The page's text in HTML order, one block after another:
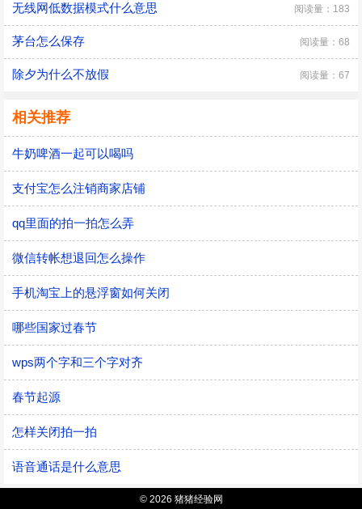
无线网低数据模式什么意思 阅读量：183
茅台怎么保存 阅读量：68
除夕为什么不放假 阅读量：67
相关推荐
牛奶啤酒一起可以喝吗
支付宝怎么注销商家店铺
qq里面的拍一拍怎么弄
微信转帐想退回怎么操作
手机淘宝上的悬浮窗如何关闭
哪些国家过春节
wps两个字和三个字对齐
春节起源
怎样关闭拍一拍
语音通话是什么意思
© 2026 猪猪经验网